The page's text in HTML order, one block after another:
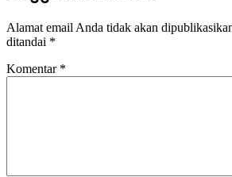
Alamat email Anda tidak akan
ditandai *
Komentar *